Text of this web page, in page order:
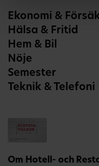
Ekonomi &
Hälsa & Fritid
Hem & Bil
Nöje
Semester
Teknik & Telefoni
Om Hotell- och